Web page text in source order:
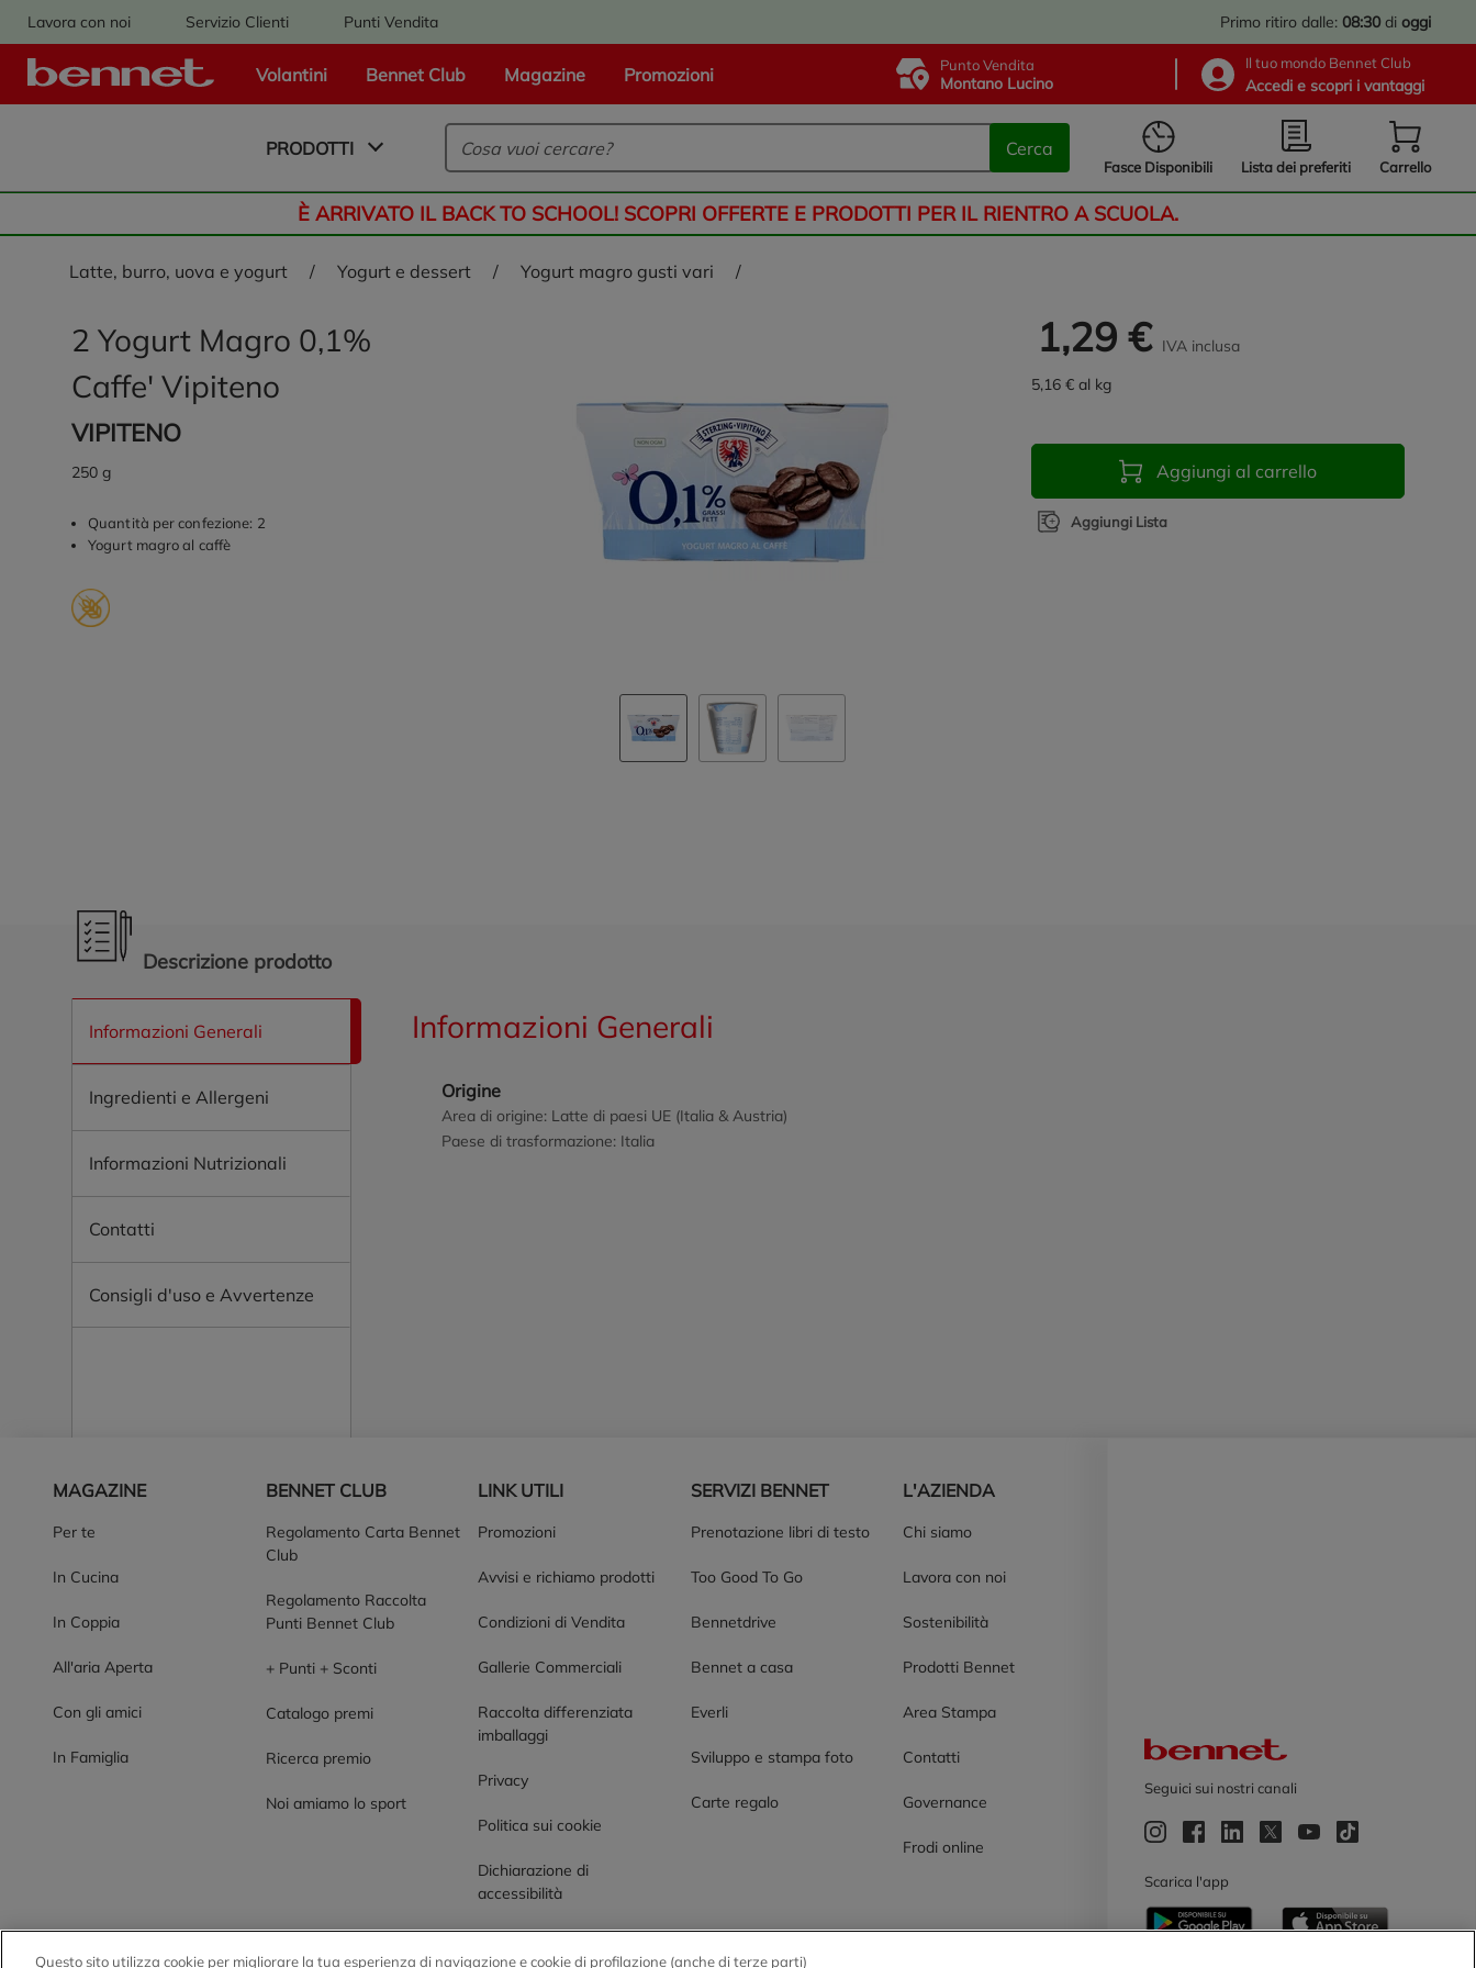
Lavora con noi Servizio Clienti Punti Vendita Primo ritiro dalle: 08:30 di oggi
Volantini Bennet Club Magazine Promozioni Punto Vendita
Montano Lucino
Il tuo mondo Bennet Club
Accedi e scopri i vantaggi
Logo Bennet - Torna alla homepage
PRODOTTI Cerca
Fasce Disponibili Lista dei preferiti Carrello
È ARRIVATO IL BACK TO SCHOOL! SCOPRI OFFERTE E PRODOTTI PER IL RIENTRO A SCUOLA.
latte, burro, uova e yogurt / yogurt e dessert / yogurt magro gusti vari /
2 Yogurt Magro 0,1%
Caffe' Vipiteno
VIPITENO
250 g
Quantità per confezione: 2
Yogurt magro al caffè
1,29 € IVA inclusa
5,16 € al kg
Aggiungi al carrello
Aggiungi Lista
Descrizione prodotto
Informazioni Generali
Ingredienti e Allergeni
Informazioni Nutrizionali
Contatti
Consigli d'uso e Avvertenze
Informazioni Generali
Origine
Area di origine: Latte di paesi UE (Italia & Austria)
Paese di trasformazione: Italia
MAGAZINE
Per te
In Cucina
In Coppia
All'aria Aperta
Con gli amici
In Famiglia
BENNET CLUB
Regolamento Carta Bennet
Club
Regolamento Raccolta
Punti Bennet Club
+ Punti + Sconti
Catalogo premi
Ricerca premio
Noi amiamo lo sport
LINK UTILI
Promozioni
Avvisi e richiamo prodotti
Condizioni di Vendita
Gallerie Commerciali
Raccolta differenziata
imballaggi
Privacy
Politica sui cookie
Dichiarazione di
accessibilità
SERVIZI BENNET
Prenotazione libri di testo
Too Good To Go
Bennetdrive
Bennet a casa
Everli
Sviluppo e stampa foto
Carte regalo
L'AZIENDA
Chi siamo
Lavora con noi
Sostenibilità
Prodotti Bennet
Area Stampa
Contatti
Governance
Frodi online
Seguici sui nostri canali
Scarica l'app
Questo sito utilizza cookie per migliorare la tua esperienza di navigazione e cookie di profilazione (anche di terze parti)